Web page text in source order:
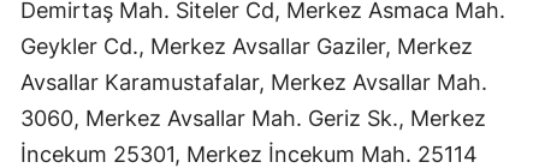
Demirtaş Mah. Siteler Cd, Merkez Asmaca Mah.
Geykler Cd., Merkez Avsallar Gaziler, Merkez
Avsallar Karamustafalar, Merkez Avsallar Mah.
3060, Merkez Avsallar Mah. Geriz Sk., Merkez
İncekum 25301, Merkez İncekum Mah. 25114